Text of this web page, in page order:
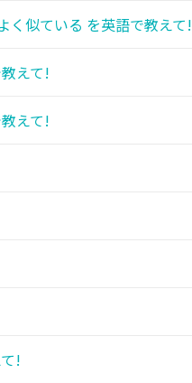
く似ている を英語で教えて!
えて!
えて!
!